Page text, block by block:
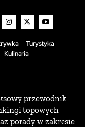
Turystyka
Kulinaria
przewodnik
topowych
porady w zakresie